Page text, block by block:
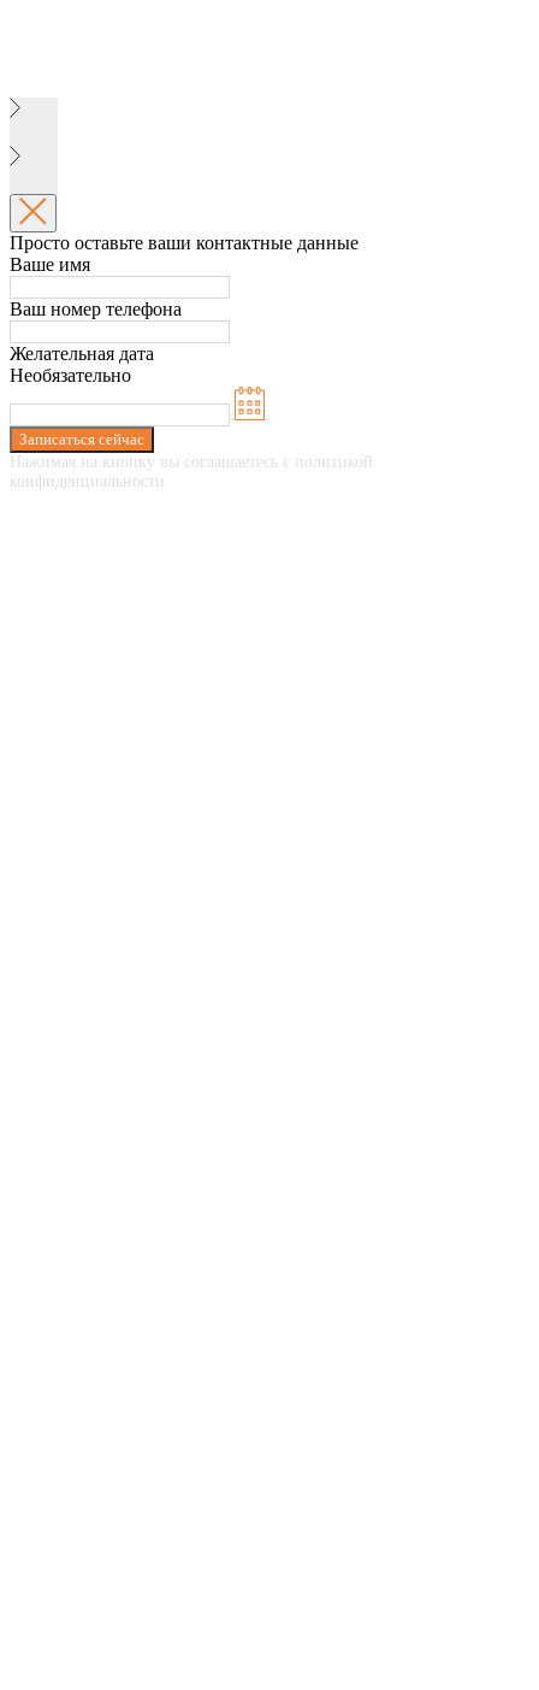
Просто оставьте ваши контактные данные
Ваше имя
Ваш номер телефона
Желательная дата
Необязательно
Записаться сейчас
Нажимая на кнопку вы соглашаетесь с политикой
конфиденциальности